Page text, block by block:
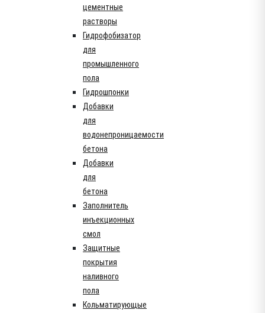
цементные
растворы
Гидрофобизатор
для
промышленного
пола
Гидрошпонки
Добавки
для
водонепроницаемости
бетона
Добавки
для
бетона
Заполнитель
инъекционных
смол
Защитные
покрытия
наливного
пола
Кольматирующые